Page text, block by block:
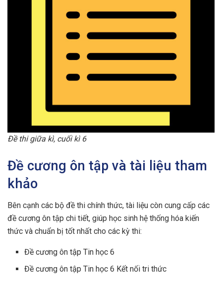
Đề thi giữa kì, cuối kì 6
Đề cương ôn tập và tài liệu tham
khảo
Bên cạnh các bộ đề thi chính thức, tài liệu còn cung cấp các
đề cương ôn tập chi tiết, giúp học sinh hệ thống hóa kiến
thức và chuẩn bị tốt nhất cho các kỳ thi:
Đề cương ôn tập Tin học 6
Đề cương ôn tập Tin học 6 Kết nối tri thức